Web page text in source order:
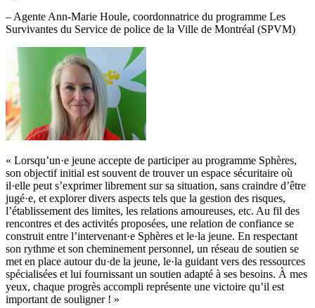
– Agente Ann-Marie Houle, coordonnatrice du programme Les
Survivantes du Service de police de la Ville de Montréal (SPVM)
« Lorsqu’un·e jeune accepte de participer au programme Sphères,
son objectif initial est souvent de trouver un espace sécuritaire où
il·elle peut s’exprimer librement sur sa situation, sans craindre d’être
jugé·e, et explorer divers aspects tels que la gestion des risques,
l’établissement des limites, les relations amoureuses, etc. Au fil des
rencontres et des activités proposées, une relation de confiance se
construit entre l’intervenant·e Sphères et le·la jeune. En respectant
son rythme et son cheminement personnel, un réseau de soutien se
met en place autour du·de la jeune, le·la guidant vers des ressources
spécialisées et lui fournissant un soutien adapté à ses besoins. À mes
yeux, chaque progrès accompli représente une victoire qu’il est
important de souligner ! »